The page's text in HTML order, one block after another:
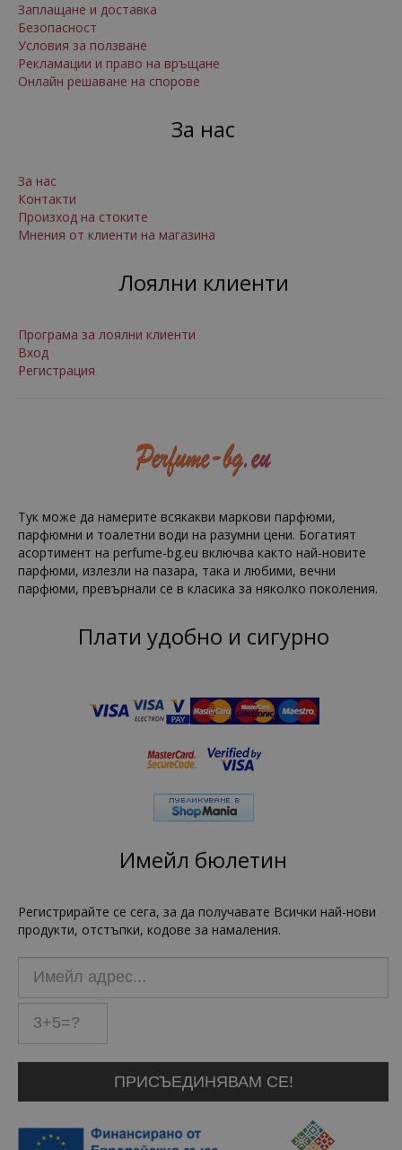
Заплащане и доставка
Безопасност
Условия за ползване
Рекламации и право на връщане
Онлайн решаване на спорове
За нас
За нас
Контакти
Произход на стоките
Мнения от клиенти на магазина
Лоялни клиенти
Програма за лоялни клиенти
Вход
Регистрация
Тук може да намерите всякакви маркови парфюми,
парфюмни и тоалетни води на разумни цени. Богатият
асортимент на perfume-bg.eu включва както най-новите
парфюми, излезли на пазара, така и любими, вечни
парфюми, превърнали се в класика за няколко поколения.
Плати удобно и сигурно
Имейл бюлетин
Регистрирайте се сега, за да получавате Всички най-нови
продукти, отстъпки, кодове за намаления.